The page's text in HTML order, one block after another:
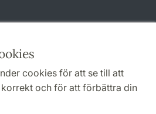
cookies för att se till att
och för att förbättra din